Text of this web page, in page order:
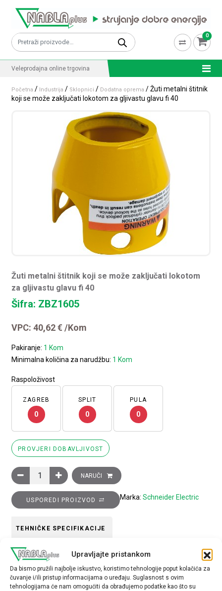
Upravljajte pristankom
Da bismo pružili najbolje iskustvo, koristimo tehnologije poput kolačića za
čuvanje i/ili pristup informacijama o uređaju. Suglasnost s ovim
tehnologijama će nam omogućiti da obrađujemo podatke kao što su
Pretraži: 0
Veleprodajna online trgovina
Početna / Industrija / Sklopnici / Dodatna oprema / Žuti metalni štitnik
koji se može zaključati lokotom za gljivastu glavu fi 40
Žuti metalni štitnik koji se može zaključati lokotom
za gljivastu glavu fi 40
Šifra: ZBZ1605
VPC:40,62€ /Kom
Pakiranje: 1 Kom
Minimalna količina za narudžbu: 1 Kom
Raspoloživost
ZAGREB
0
SPLIT
0
PULA
0
PROVJERI DOBAVLJIVOST
Žuti metalni štitnik koji se može zaključati lokotom za
NARUČI
USPOREDI PROIZVOD Marka: Schneider Electric
TEHNIČKE SPECIFIKACIJE